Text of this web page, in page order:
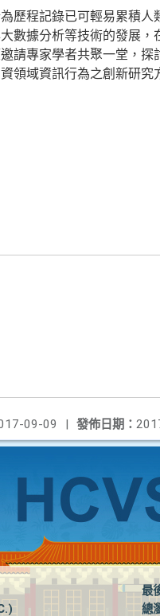
歷程記錄已可輕易累積人
數據分析等技術的發展，
請專家學者共聚一堂，探
領域資訊行為之創新研究
發佈日期：
09-09 |
最
總